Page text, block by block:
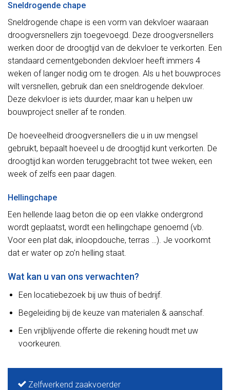
Sneldrogende chape
Sneldrogende chape is een vorm van dekvloer waaraan
droogversnellers zijn toegevoegd. Deze droogversnellers
werken door de droogtijd van de dekvloer te verkorten. Een
standaard cementgebonden dekvloer heeft immers 4
weken of langer nodig om te drogen. Als u het bouwproces
wilt versnellen, gebruik dan een sneldrogende dekvloer.
Deze dekvloer is iets duurder, maar kan u helpen uw
bouwproject sneller af te ronden.
De hoeveelheid droogversnellers die u in uw mengsel
gebruikt, bepaalt hoeveel u de droogtijd kunt verkorten. De
droogtijd kan worden teruggebracht tot twee weken, een
week of zelfs een paar dagen.
Hellingchape
Een hellende laag beton die op een vlakke ondergrond
wordt geplaatst, wordt een hellingchape genoemd (vb.
Voor een plat dak, inloopdouche, terras …). Je voorkomt
dat er water op zo’n helling staat.
Wat kan u van ons verwachten?
Een locatiebezoek bij uw thuis of bedrijf.
Begeleiding bij de keuze van materialen & aanschaf.
Een vrijblijvende offerte die rekening houdt met uw
voorkeuren.
Zelfwerkend zaakvoerder